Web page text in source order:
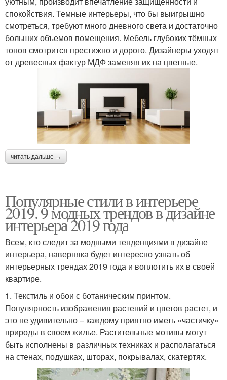
спокойствия. Темные интерьеры, что бы выигрышно
смотреться, требуют много дневного света и достаточно
больших объемов помещения. Мебель глубоких тёмных
тонов смотрится престижно и дорого. Дизайнеры уходят
от древесных фактур МДФ заменяя их на цветные.
читать дальше →
Популярные стили в интерьере
2019. 9 модных трендов в дизайне
интерьера 2019 года
Всем, кто следит за модными тенденциями в дизайне
интерьера, наверняка будет интересно узнать об
интерьерных трендах 2019 года и воплотить их в своей
квартире.
1. Текстиль и обои с ботаническим принтом.
Популярность изображения растений и цветов растет, и
это не удивительно – каждому приятно иметь «частичку»
природы в своем жилье. Растительные мотивы могут
быть исполнены в различных техниках и располагаться
на стенах, подушках, шторах, покрывалах, скатертях.